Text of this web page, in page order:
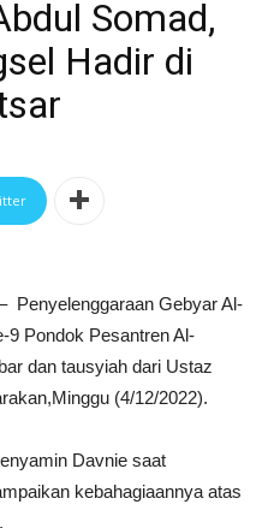
Somad,
Hadir di
Penyelenggaraan Gebyar Al-
9 Pondok Pesantren Al-
dan tausyiah dari Ustaz
(4/12/2022).
Davnie saat
kebahagiaannya atas